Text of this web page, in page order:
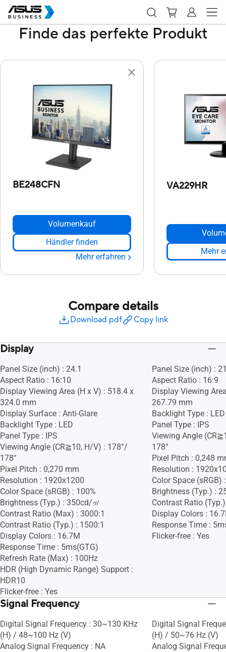
Finde das perfekte Produkt
BE248CFN
Volumenkauf
Händler finden
Mehr erfahren
VA229HR
Mehr
Compare details
Download pdf Copy link
Display
Panel Size (inch) : 24.1
Aspect Ratio : 16:10
Display Viewing Area (H x V) : 518.4 x
324.0 mm
Display Surface : Anti-Glare
Backlight Type : LED
Panel Type : IPS
Viewing Angle (CR≧10, H/V) : 178°/
178°
Pixel Pitch : 0,270 mm
Resolution : 1920x1200
Color Space (sRGB) : 100%
Brightness (Typ.) : 350cd/㎡
Contrast Ratio (Max) : 3000:1
Contrast Ratio (Typ.) : 1500:1
Display Colors : 16.7M
Response Time : 5ms(GTG)
Refresh Rate (Max) : 100Hz
HDR (High Dynamic Range) Support :
HDR10
Flicker-free : Yes
Panel Size (inch) :
Aspect Ratio : 16:9
Display Viewing
267.79 mm
Backlight Type : LED
Panel Type : IPS
Viewing Angle
178°
Pixel Pitch : 0,248
Resolution :
Color Space (sRGB)
Brightness (Typ.) :
Contrast Ratio
Display Colors :
Response Time :
Flicker-free : Yes
Signal Frequency
Digital Signal Frequency : 30~130 KHz
(H) / 48~100 Hz (V)
Analog Signal Frequency : NA
Digital Signal
(H) / 50~76 Hz (V)
Analog Signal